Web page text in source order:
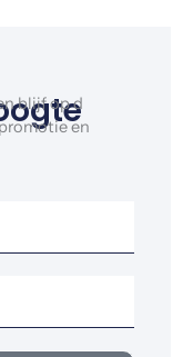
blijf op d
en